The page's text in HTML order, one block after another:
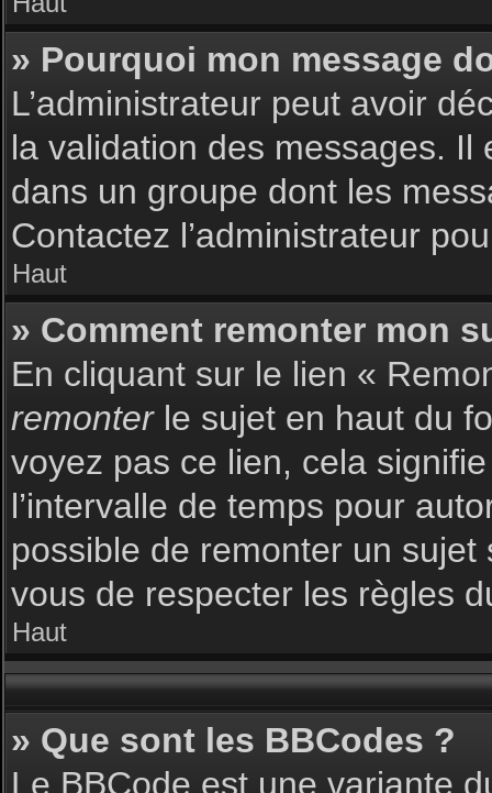
» Pourquoi mon message
L’administrateur peut avoir
la validation des messages. Il
dans un groupe dont les
Contactez l’administrateur
Haut
» Comment remonter mon
En cliquant sur le lien «
remonterle sujet en haut du
voyez pas ce lien, cela
l’intervalle de temps pour
possible de remonter un
vous de respecter les règles
Haut
» Que sont les BBCodes ?
Le BBCode est une variante